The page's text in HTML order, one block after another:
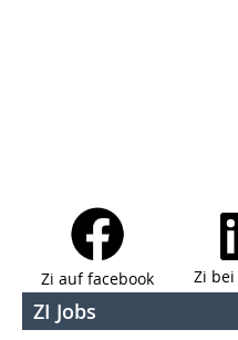
Zi auf facebook Zi
ZI Jobs